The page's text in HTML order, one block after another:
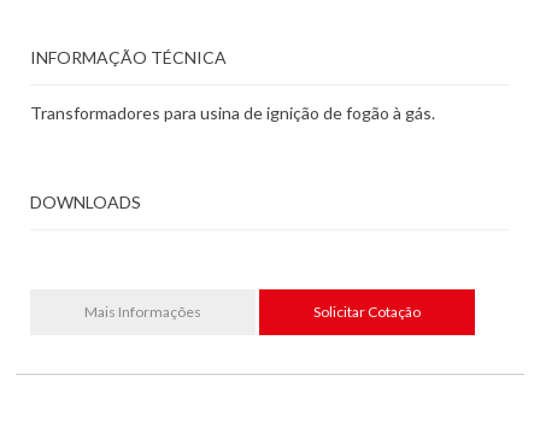
INFORMAÇÃO TÉCNICA
Transformadores para usina de ignição de fogão à gás.
DOWNLOADS
Mais Informações Solicitar Cotação